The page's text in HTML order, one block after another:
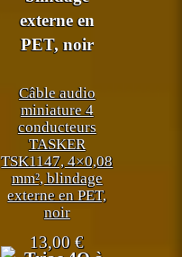
Câble audio
miniature 4
conducteurs
TASKER
TSK1147, 4×0,08
mm², blindage
externe en PET,
noir
13,00€